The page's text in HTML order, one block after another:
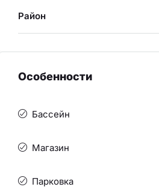
Район
Особенности
Бассейн
Магазин
Парковка